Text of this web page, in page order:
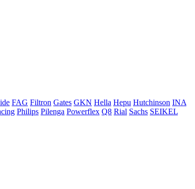
FAG Filtron Gates GKN Hella Hepu Hutchinson INA
Philips Pilenga Powerflex Q8 Rial Sachs SEIKEL